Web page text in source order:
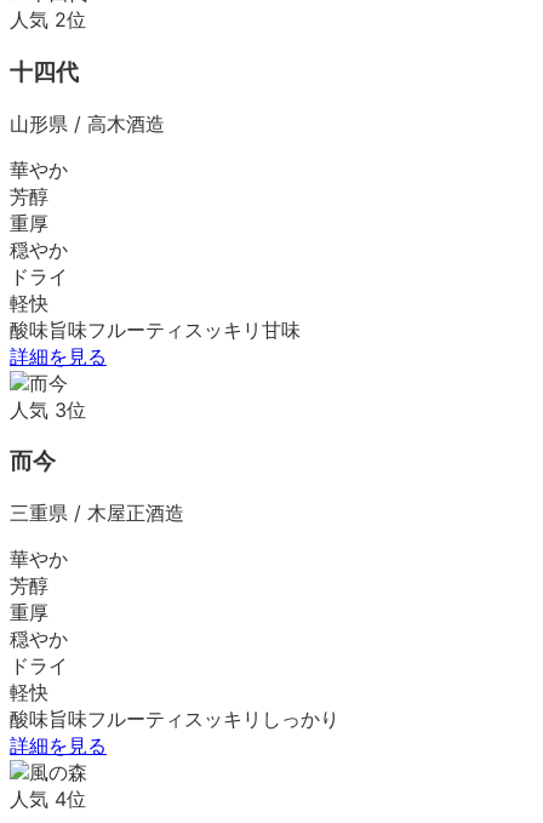
人気 2位
十四代
山形県 / 高木酒造
華やか
芳醇
重厚
穏やか
ドライ
軽快
酸味旨味フルーティ スッキリ 甘味
詳細を見る
人気 3位
而今
三重県 / 木屋正酒造
華やか
芳醇
重厚
穏やか
ドライ
軽快
酸味旨味フルーティ スッキリ しっかり
詳細を見る
人気 4位